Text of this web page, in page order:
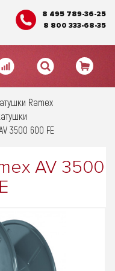
8 495 789-36-25
8 800 333-68-35
Ramex
3500 600 FE
AV 3500